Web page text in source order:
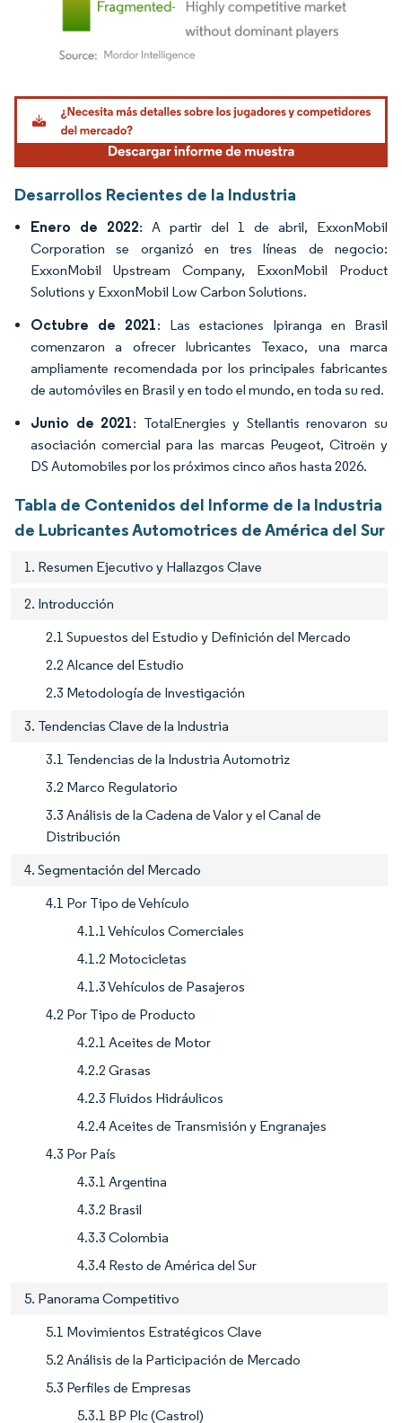
Imagen © Mordor Intelligence. El uso requiere atribución según CC BY 4.0.
Desarrollos Recientes de la Industria
Enero de 2022: A partir del 1 de abril, ExxonMobil
Corporation se organizó en tres líneas de negocio:
ExxonMobil Upstream Company, ExxonMobil Product
Solutions y ExxonMobil Low Carbon Solutions.
Octubre de 2021: Las estaciones Ipiranga en Brasil
comenzaron a ofrecer lubricantes Texaco, una marca
ampliamente recomendada por los principales fabricantes
de automóviles en Brasil y en todo el mundo, en toda su red.
Junio de 2021: TotalEnergies y Stellantis renovaron su
asociación comercial para las marcas Peugeot, Citroën y
DS Automobiles por los próximos cinco años hasta 2026.
Tabla de Contenidos del Informe de la Industria
de Lubricantes Automotrices de América del Sur
1. Resumen Ejecutivo y Hallazgos Clave
2. Introducción
2.1 Supuestos del Estudio y Definición del Mercado
2.2 Alcance del Estudio
2.3 Metodología de Investigación
3. Tendencias Clave de la Industria
3.1 Tendencias de la Industria Automotriz
3.2 Marco Regulatorio
3.3 Análisis de la Cadena de Valor y el Canal de
Distribución
4. Segmentación del Mercado
4.1 Por Tipo de Vehículo
4.1.1 Vehículos Comerciales
4.1.2 Motocicletas
4.1.3 Vehículos de Pasajeros
4.2 Por Tipo de Producto
4.2.1 Aceites de Motor
4.2.2 Grasas
4.2.3 Fluidos Hidráulicos
4.2.4 Aceites de Transmisión y Engranajes
4.3 Por País
4.3.1 Argentina
4.3.2 Brasil
4.3.3 Colombia
4.3.4 Resto de América del Sur
5. Panorama Competitivo
5.1 Movimientos Estratégicos Clave
5.2 Análisis de la Participación de Mercado
5.3 Perfiles de Empresas
5.3.1 BP Plc (Castrol)